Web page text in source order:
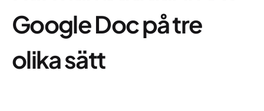
Google Doc på tre
olika sätt